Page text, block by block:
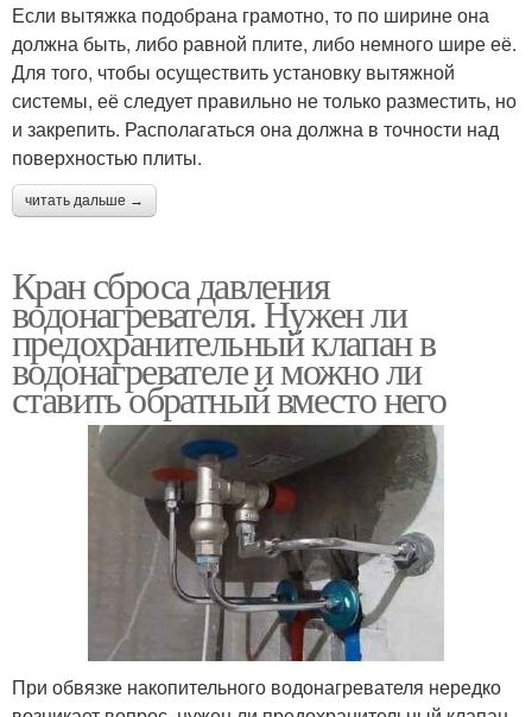
Если вытяжка подобрана грамотно, то по ширине она
должна быть, либо равной плите, либо немного шире её.
Для того, чтобы осуществить установку вытяжной
системы, её следует правильно не только разместить, но
и закрепить. Располагаться она должна в точности над
поверхностью плиты.
читать дальше →
Кран сброса давления
водонагревателя. Нужен ли
предохранительный клапан в
водонагревателе и можно ли
ставить обратный вместо него
При обвязке накопительного водонагревателя нередко